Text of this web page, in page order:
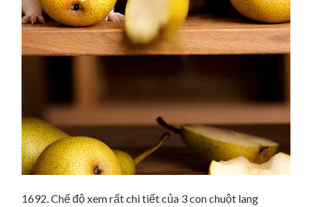
1692. Chế độ xem rất chi tiết của 3 con chuột lang